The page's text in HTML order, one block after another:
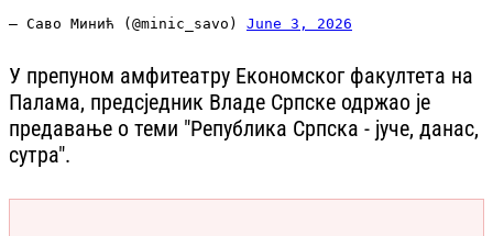
— Саво Минић (@minic_savo) June 3, 2026
У препуном амфитеатру Економског факултета на
Палама, предсједник Владе Српске одржао је
предавање о теми "Република Српска - јуче, данас,
сутра".